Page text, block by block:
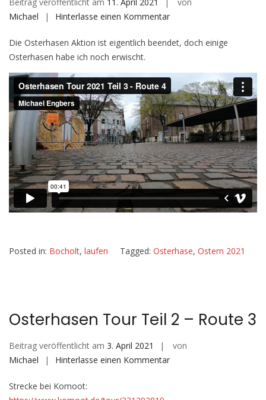
Michael
Hinterlasse einen Kommentarauf
Tour
3
Route
4
Die Osterhasen Aktion ist eigentlich beendet, doch einige
Osterhasen habe ich noch erwischt.
Posted in: Bocholt, laufen Tagged: Osterhase, Ostern 2021
Osterhasen Tour Teil 2 – Route 3
Beitrag veröffentlicht am 3. April 2021
von
Michael
Hinterlasse einen Kommentarauf
Strecke bei Komoot: